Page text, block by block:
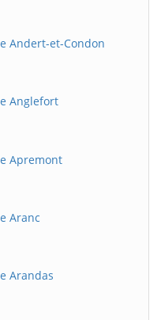
Andert-et-Condon
Anglefort
Apremont
Aranc
Arandas